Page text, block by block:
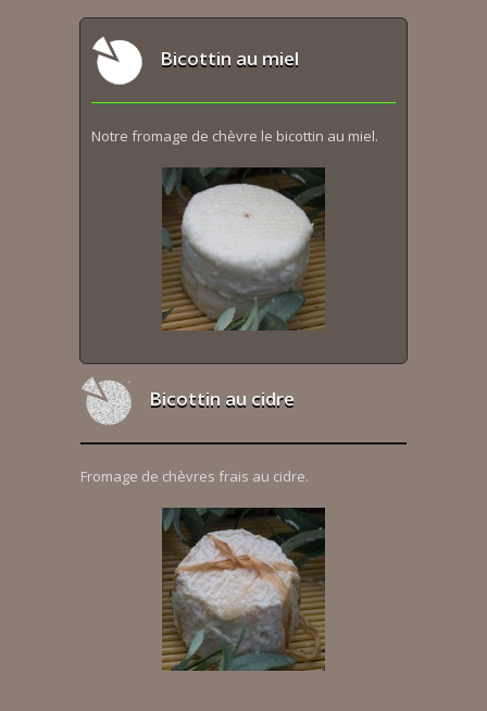
Bicottin au miel
Notre fromage de chèvre le bicottin au miel.
Bicottin au cidre
Fromage de chèvres frais au cidre.